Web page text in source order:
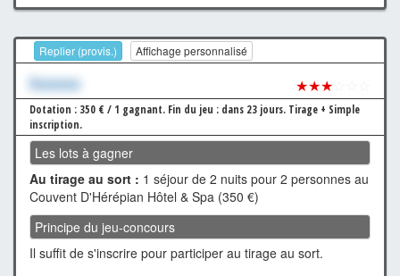
Replier (provis.) Affichage personnalisé
Xxxxxxx ★★★
Dotation : 350 € / 1 gagnant. Fin du jeu : dans 23 jours. Tirage + Simple
inscription.
Les lots à gagner
Au tirage au sort : 1 séjour de 2 nuits pour 2 personnes au
Couvent D'Hérépian Hôtel & Spa (350 €)
Principe du jeu-concours
Il suffit de s'inscrire pour participer au tirage au sort.